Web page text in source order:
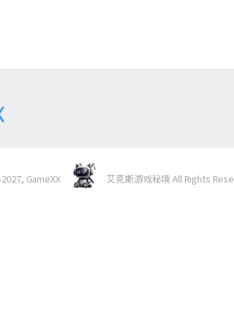
GameXX 艾克斯游戏秘境 All Rights